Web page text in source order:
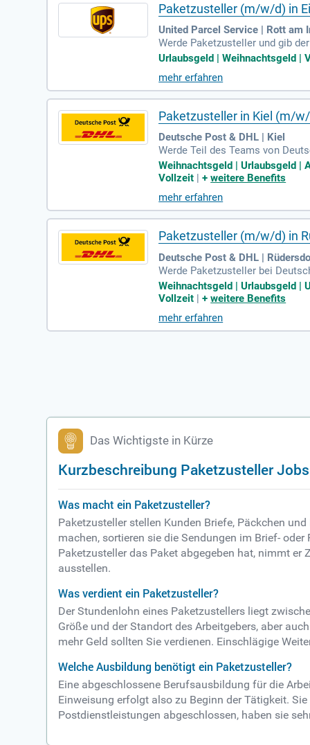
Paketzusteller (m/w/d) in
United Parcel Service | Rott am
Werde Paketzusteller und gib
36,92 Euro brutto monatlich
Nach 24 Monaten kannst du
private Nutzung zur Verfügung
n von Paketen – du solltest
Urlaubsgeld | Weihnachtsgeld |
mehr erfahren
Paketzusteller in Kiel (m/
Deutsche Post & DHL | Kiel
Werde Teil des Teams von
eisung, die dich optimal auf
wie eine betriebliche
ferst alles, vom Sneaker bis
Weihnachtsgeld | Urlaubsgeld |
Vollzeit |+weitere Benefits
mehr erfahren
Paketzusteller (m/w/d) in
Deutsche Post & DHL |
Werde Paketzusteller bei
chts- und Urlaubsgeldern. Du
e Einweisung. Deine Sicherheit
fristete Übernahme oder
n fünf Werktagen.
Weihnachtsgeld | Urlaubsgeld |
Vollzeit |+weitere Benefits
mehr erfahren
Das Wichtigste in Kürze
Kurzbeschreibung Paketzusteller Jobs
Was macht ein Paketzusteller?
Paketzusteller stellen Kunden Briefe, Päckchen
machen, sortieren sie die Sendungen im Brief-
Paketzusteller das Paket abgegeben hat, nimmt
ausstellen.
Was verdient ein Paketzusteller?
Der Stundenlohn eines Paketzustellers liegt
Größe und der Standort des Arbeitgebers, aber
mehr Geld sollten Sie verdienen. Einschlägige
Welche Ausbildung benötigt ein Paketzusteller?
Eine abgeschlossene Berufsausbildung für die
Einweisung erfolgt also zu Beginn der Tätigkeit.
Postdienstleistungen abgeschlossen, haben sie